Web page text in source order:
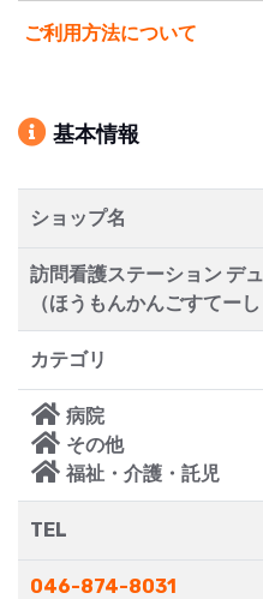
ご利用方法について
基本情報
ショップ名
訪問看護ステーション デ
（ほうもんかんごすてー
カテゴリ
病院
その他
福祉・介護・託児
TEL
046-874-8031